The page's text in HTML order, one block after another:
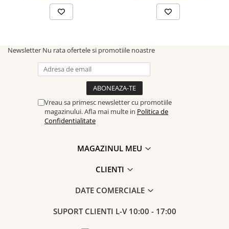
Newsletter Nu rata ofertele si promotiile noastre
Vreau sa primesc newsletter cu promotiile
magazinului. Afla mai multe in Politica de
Confidentialitate
MAGAZINUL MEU
CLIENTI
DATE COMERCIALE
SUPORT CLIENTI L-V 10:00 - 17:00